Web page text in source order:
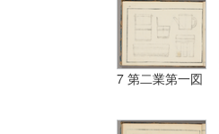
7 第二業第一図